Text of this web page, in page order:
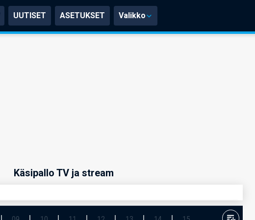
UUTISET ASETUKSET Valikko
Käsipallo TV ja stream